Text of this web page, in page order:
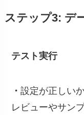
ステップ3: デ
テスト実行
・設定が正しい
レビューやサン